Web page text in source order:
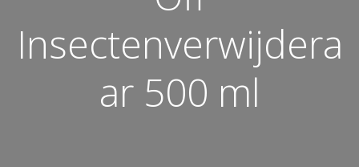
Insectenverwijdera
ar 500 ml